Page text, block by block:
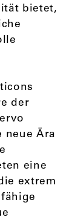
bietet,
der
neue Ära
eine
extrem